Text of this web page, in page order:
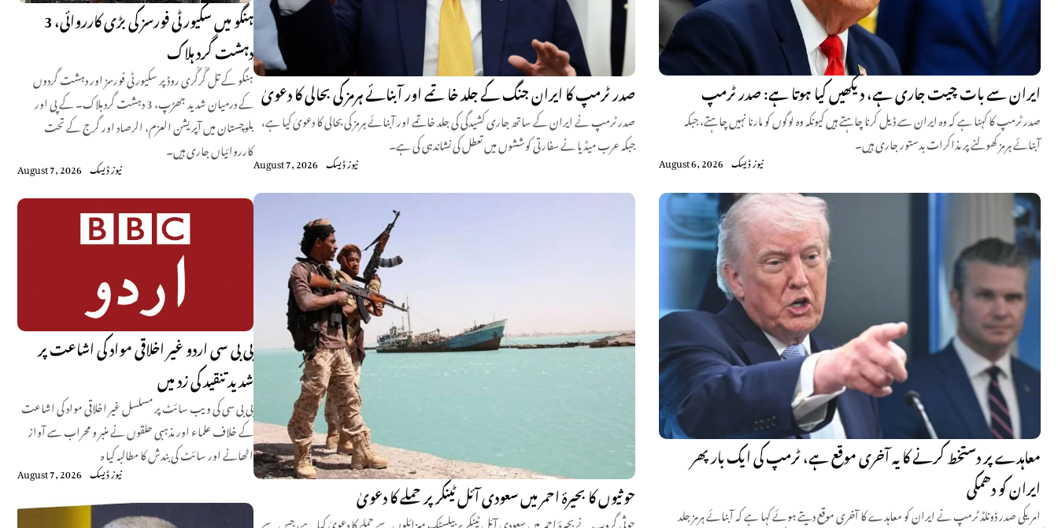
ہنگو میں سکیورٹی فورسز کی بڑی کارروائی، 3
دہشت گرد ہلاک
ہنگو کے تل گُرگُری روڈ پر سکیورٹی فورسز اور دہشت گردوں
کے درمیان شدید جھڑپ، 3 دہشت گرد ہلاک۔ کے پی اور
بلوچستان میں آپریشن العزم، الرصاد اور گرج کے تحت
کارروائیاں جاری ہیں۔
August 7, 2026 نیوز ڈیسک
بی بی سی اردو غیر اخلاقی مواد کی اشاعت پر
شدید تنقید کی زد میں
بی بی سی کی ویب سائٹ پر مسلسل غیر اخلاقی مواد کی اشاعت
کے خلاف علماء اور مذہبی حلقوں نے منبر و محراب سے آواز
اٹھانے اور سائٹ کی بندش کا مطالبہ کیا ہ
August 7, 2026 نیوز ڈیسک
صدر ٹرمپ کا ایران جنگ کے جلد خاتمے اور آبنائے ہرمز کی بحالی کا دعویٰ
صدر ٹرمپ نے ایران کے ساتھ جاری کشیدگی کی جلد خاتمے اور آبنائے ہرمز کی بحالی کا دعویٰ کیا ہے،
جبکہ عرب میڈیا نے سفارتی کوششوں میں تعطل کی نشاندہی کی ہے۔
August 7, 2026 نیوز ڈیسک
ایران سے بات چیت جاری ہے، دیکھیں کیا ہوتا ہے: صدر ٹرمپ
صدر ٹرمپ کا کہنا ہے کہ وہ ایران سے ڈیل کرنا چاہتے ہیں کیونکہ وہ لوگوں کو مارنا نہیں چاہتے، جبکہ
آبنائے ہرمز کھولنے پر مذاکرات بدستور جاری ہیں۔
August 6, 2026 نیوز ڈیسک
حوثیوں کا بحیرۂ احمر میں سعودی آئل ٹینکر پر حملے کا دعویٰ
حوثی گروپ نے بحیرۂ احمر میں سعودی آئل ٹینکر پر بیلسٹک میزائلوں سے حملے کا دعویٰ کیا ہے، جس سے
معاہدے پر دستخط کرنے کا یہ آخری موقع ہے، ٹرمپ کی ایک بار پھر
ایران کو دھمکی
امریکی صدر ڈونلڈ ٹرمپ نے ایران کو معاہدے کا آخری موقع دیتے ہوئے کہا ہے کہ آبنائے ہرمز جلد